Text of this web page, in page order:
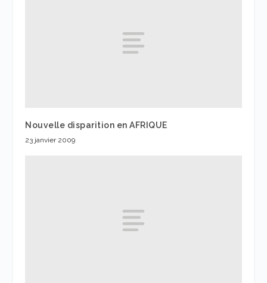
Nouvelle disparition en AFRIQUE
23 janvier 2009